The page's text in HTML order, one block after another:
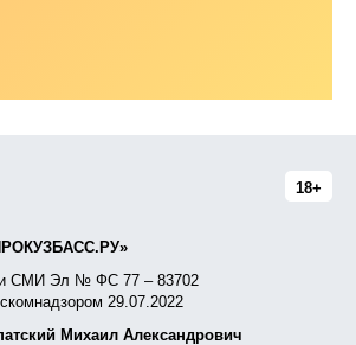
18+
СМИ Эл № ФС 77 – 83702
29.07.2022
Михаил Александрович